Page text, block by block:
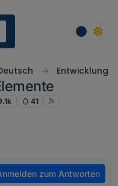
Entwicklung
41
zum Antworten